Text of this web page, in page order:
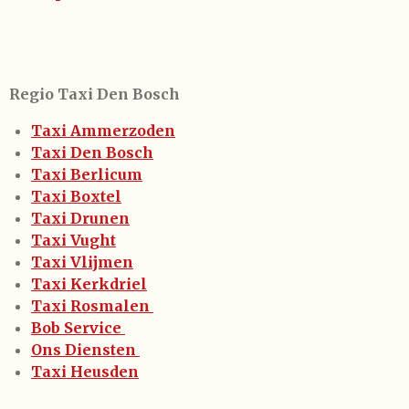
Regio Taxi Den Bosch
Taxi Ammerzoden
Taxi Den Bosch
Taxi Berlicum
Taxi Boxtel
Taxi Drunen
Taxi Vught
Taxi Vlijmen
Taxi Kerkdriel
Taxi Rosmalen
Bob Service
Ons Diensten
Taxi Heusden